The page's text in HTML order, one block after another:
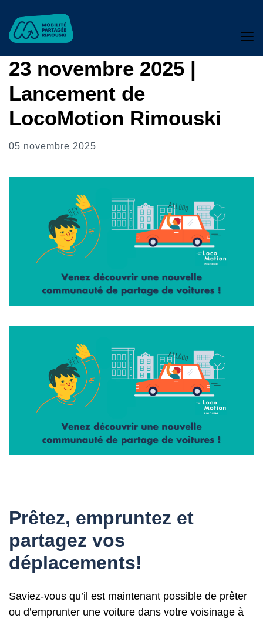
23 novembre 2025 |
Lancement de
LocoMotion Rimouski
05 novembre 2025
Prêtez, empruntez et
partagez vos
déplacements!
Saviez-vous qu’il est maintenant possible de prêter
ou d’emprunter une voiture dans votre voisinage à